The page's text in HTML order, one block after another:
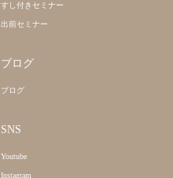
すし付きセミナー
出前セミナー
ブログ
ブログ
SNS
Youtube
Instagram